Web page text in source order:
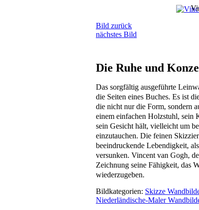
Bild zurück
nächstes Bild
Die Ruhe und
Das sorgfältig ausgeführte
die Seiten eines Buches. Es ist
die nicht nur die Form, sondern
einem einfachen Holzstuhl, sein
sein Gesicht hält, vielleicht um
einzutauchen. Die feinen
beeindruckende Lebendigkeit,
versunken. Vincent van Gogh,
Zeichnung seine Fähigkeit, das
wiederzugeben.
Bildkategorien: Skizze
Niederländische-Maler